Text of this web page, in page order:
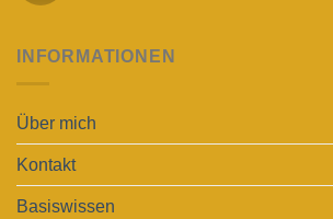
INFORMATIONEN
Über mich
Kontakt
Basiswissen